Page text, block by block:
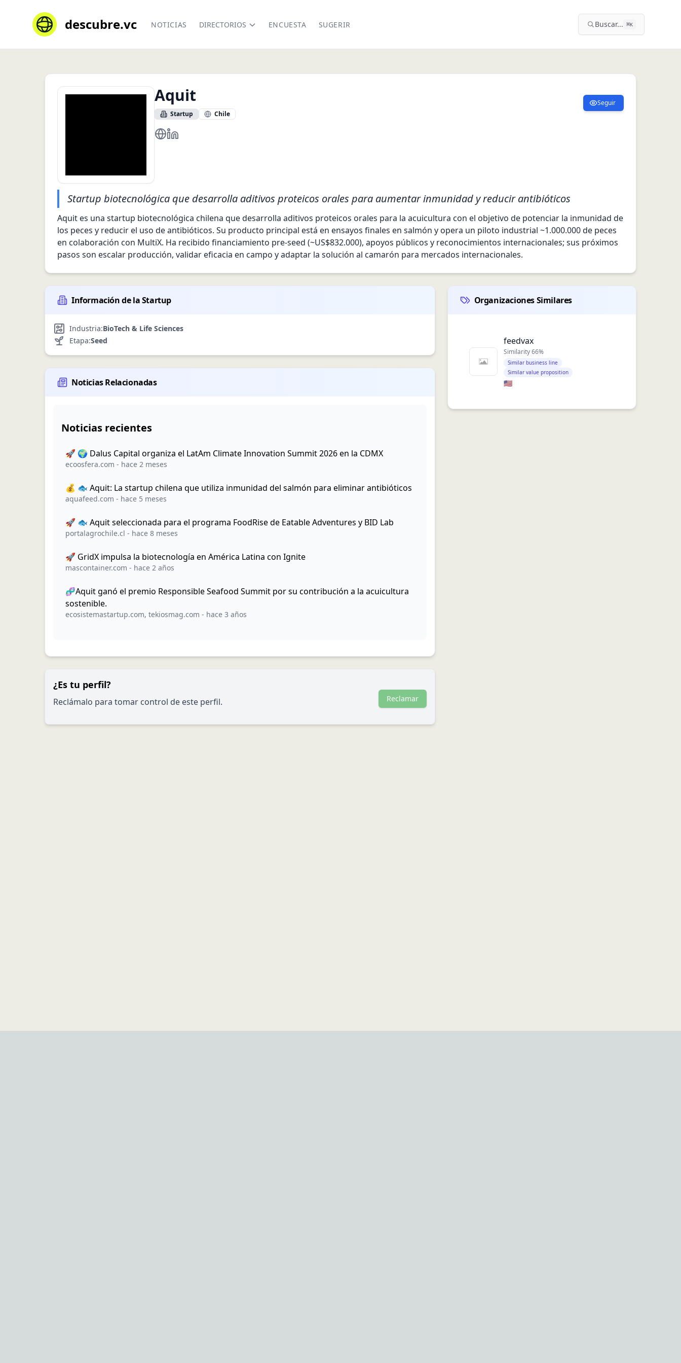
descubre.vc NOTICIAS DIRECTORIOS ENCUESTA SUGERIR Buscar... ⌘K
Aquit
Startup Chile
Seguir
https://aquit.net/
https://cl.linkedin.com/company/aquit
Startup biotecnológica que desarrolla aditivos proteicos orales para aumentar inmunidad y reducir antibióticos
Aquit es una startup biotecnológica chilena que desarrolla aditivos proteicos orales para la acuicultura con el objetivo de potenciar la inmunidad de
los peces y reducir el uso de antibióticos. Su producto principal está en ensayos finales en salmón y opera un piloto industrial ~1.000.000 de peces
en colaboración con MultiX. Ha recibido financiamiento pre-seed (~US$832.000), apoyos públicos y reconocimientos internacionales; sus próximos
pasos son escalar producción, validar eficacia en campo y adaptar la solución al camarón para mercados internacionales.
Información de la Startup
Industria:BioTech & Life Sciences
Etapa:Seed
Noticias Relacionadas
Noticias recientes
🚀 🌍 Dalus Capital organiza el LatAm Climate Innovation Summit 2026 en la CDMX
ecoosfera.com - hace 2 meses
💰 🐟 Aquit: La startup chilena que utiliza inmunidad del salmón para eliminar antibióticos
aquafeed.com - hace 5 meses
🚀 🐟 Aquit seleccionada para el programa FoodRise de Eatable Adventures y BID Lab
portalagrochile.cl - hace 8 meses
🚀 GridX impulsa la biotecnología en América Latina con Ignite
mascontainer.com - hace 2 años
🧬Aquit ganó el premio Responsible Seafood Summit por su contribución a la acuicultura
sostenible.
ecosistemastartup.com, tekiosmag.com - hace 3 años
¿Es tu perfil?
Reclámalo para tomar control de este perfil. Reclamar
Organizaciones Similares
feedvax
Similarity66%
Similar business line
Similar value proposition
🇺🇸